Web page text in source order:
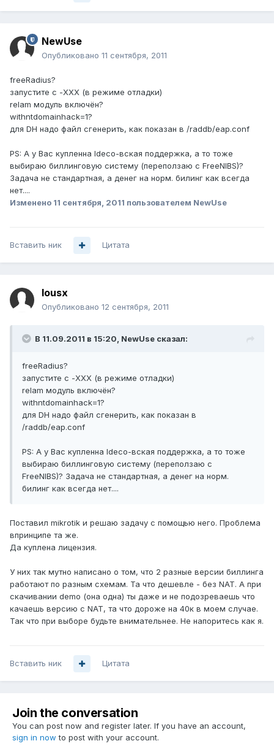
NewUse
Опубликовано 11 сентября, 2011
freeRadius?
запустите с -XXX (в режиме отладки)
relam модуль включён?
withntdomainhack=1?
для DH надо файл сгенерить, как показан в /raddb/eap.conf
PS: А у Вас купленна Ideco-вская поддержка, а то тоже
выбираю биллинговую систему (переползаю с FreeNIBS)?
Задача не стандартная, а денег на норм. билинг как всегда
нет....
Изменено 11 сентября, 2011 пользователем NewUse
Вставить ник Цитата
lousx
Опубликовано 12 сентября, 2011
В 11.09.2011 в 15:20, NewUse сказал:
freeRadius?
запустите с -XXX (в режиме отладки)
relam модуль включён?
withntdomainhack=1?
для DH надо файл сгенерить, как показан в
/raddb/eap.conf
PS: А у Вас купленна Ideco-вская поддержка, а то тоже
выбираю биллинговую систему (переползаю с
FreeNIBS)? Задача не стандартная, а денег на норм.
билинг как всегда нет....
Поставил mikrotik и решаю задачу с помощью него. Проблема
впринципе та же.
Да куплена лицензия.
У них так мутно написано о том, что 2 разные версии биллинга
работают по разным схемам. Та что дешевле - без NAT. А при
скачивании demo (она одна) ты даже и не подозреваешь что
качаешь версию с NAT, та что дороже на 40к в моем случае.
Так что при выборе будьте внимательнее. Не напоритесь как я.
Вставить ник Цитата
Join the conversation
You can post now and register later. If you have an account,
sign in now to post with your account.